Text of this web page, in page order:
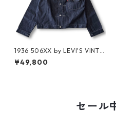
1936 506XX by LEVI'S VINTA
GE GLOTHING NO-WASH
¥49,800
セール